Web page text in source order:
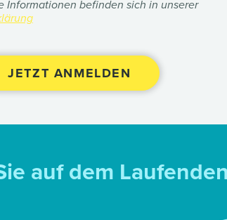
Informationen befinden sich in unserer
auf dem